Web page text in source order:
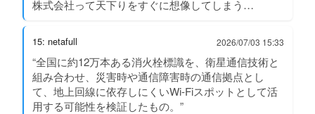
株式会社って天下りをすぐに想像してしまう…
15: netafull 2026/07/03 15:33
“全国に約12万本ある消火栓標識を、衛星通信技術と
組み合わせ、災害時や通信障害時の通信拠点とし
て、地上回線に依存しにくいWi-Fiスポットとして活
用する可能性を検証したもの。”